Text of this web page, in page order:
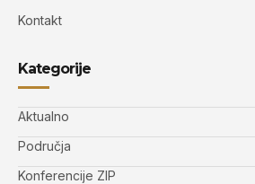
Kontakt
Kategorije
Aktualno
Područja
Konferencije ZIP